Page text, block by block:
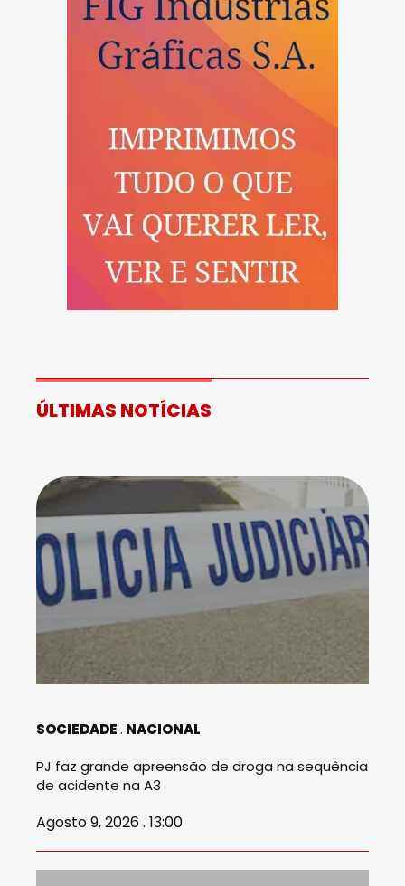
ÚLTIMAS NOTÍCIAS
SOCIEDADE NACIONAL
PJ faz grande apreensão de droga na sequência
de acidente na A3
Agosto 9, 2026 . 13:00